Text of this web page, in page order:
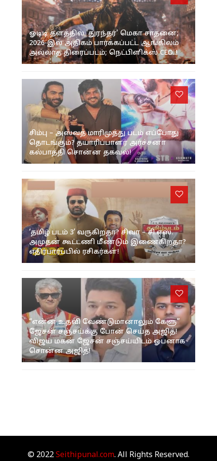
ஓடிடி தளத்தில் 'துரந்தர்' மெகா சாதனை;
2026-இல் அதிகம் பார்க்கப்பட்ட ஆங்கிலம்
அல்லாத திரைப்படம்; நெட்பிளிக்ஸ் CEO..!
சிம்பு – அஸ்வத் மாரிமுத்து படம் எப்போது
தொடங்கும்? தயாரிப்பாளர் அர்ச்சனா
கல்பாத்தி சொன்ன தகவல்!
‘தமிழ் படம் 3’ வருகிறதா? சிவா – சி.எஸ்.
அமுதன் கூட்டணி மீண்டும் இணைகிறதா?
எதிர்பார்ப்பில் ரசிகர்கள்!
“என்ன உதவி வேண்டுமானாலும் கேளு”
ஜேசன் சஞ்சய்க்கு போன் செய்த அஜித்!
விஜய் மகன் ஜேசன் சஞ்சய்யிடம் ஓபனாக
சொன்ன அஜித்!
© 2022 Seithipunal.com. All Rights Reserved.